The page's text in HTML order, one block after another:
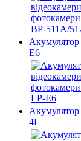
E6
4L